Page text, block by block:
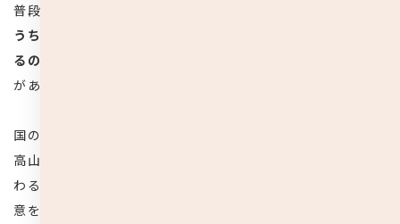
普段からマスクの扱いに慣れていない子供は、
うちにずれてしまったり、無意識に触れてしまうことがあ
るので、適切にマスクを使用することが難しい
があります。
国の感染症対策に関わる、沖縄県立中部病院感染症内科の
高山義浩医師は「子供の場合、マスクが気になって顔をさ
わる頻度が増え、感染リスクが高まる可能性もある」と注
意を呼びかけています。